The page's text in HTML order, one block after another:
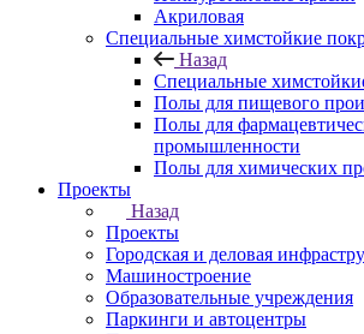
Акриловая
Специальные химстойкие
Назад
Специальные
Полы для пищевого
Полы для
промышленности
Полы для химических
Проекты
Назад
Проекты
Городская и деловая
Машиностроение
Образовательные учреждения
Паркинги и автоцентры